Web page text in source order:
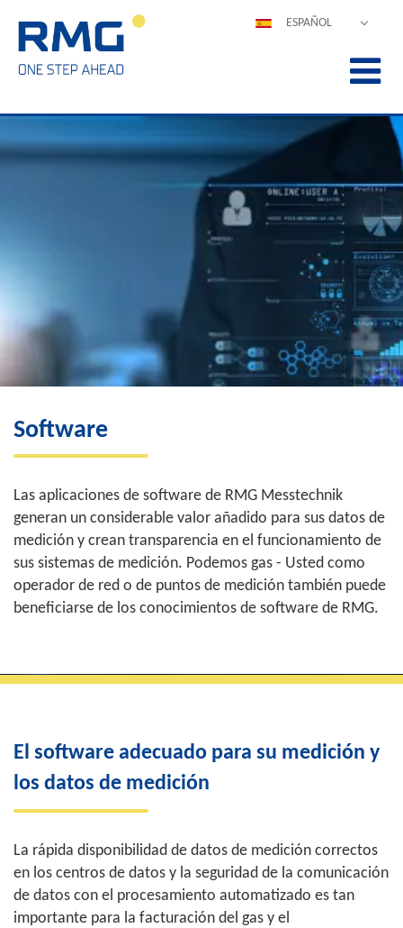
ESPAÑOL
FRANÇAIS
中文
PORTUGUÊS
Software
Las aplicaciones de software de RMG Messtechnik
generan un considerable valor añadido para sus datos de
medición y crean transparencia en el funcionamiento de
sus sistemas de medición. Podemos gas - Usted como
operador de red o de puntos de medición también puede
beneficiarse de los conocimientos de software de RMG.
El software adecuado para su medición y
los datos de medición
La rápida disponibilidad de datos de medición correctos
en los centros de datos y la seguridad de la comunicación
de datos con el procesamiento automatizado es tan
importante para la facturación del gas y el